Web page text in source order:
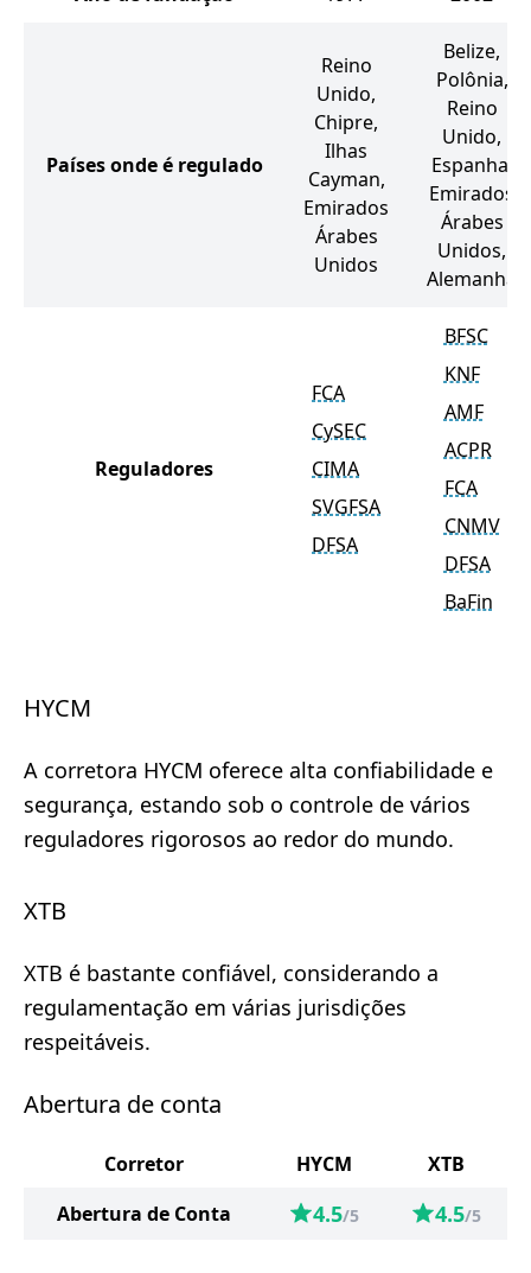
Países onde é regulado
Reino
Unido,
Chipre,
Ilhas
Cayman,
Emirados
Árabes
Unidos
Belize,
Polônia,
Reino
Unido,
Espanha,
Emirados
Árabes
Unidos,
Alemanha
Reguladores
FCA
CySEC
CIMA
SVGFSA
DFSA
BFSC
KNF
AMF
ACPR
FCA
CNMV
DFSA
BaFin
HYCM
A corretora HYCM oferece alta confiabilidade e
segurança, estando sob o controle de vários
reguladores rigorosos ao redor do mundo.
XTB
XTB é bastante confiável, considerando a
regulamentação em várias jurisdições
respeitáveis.
Abertura de conta
Corretor HYCM
XTB
Abertura de Conta
4.5/5 4.5/5